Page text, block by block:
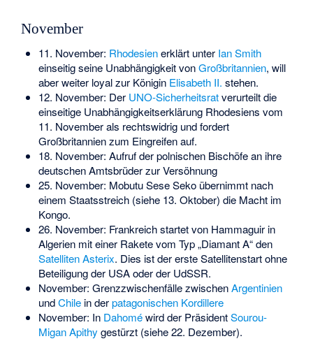
November
11. November: Rhodesienerklärt unter Ian Smith
einseitig seine Unabhängigkeit vonGroßbritannien, will
aber weiter loyal zur Königin Elisabeth II. stehen.
12. November: Der UNO-Sicherheitsratverurteilt die
einseitige Unabhängigkeitserklärung Rhodesiens vom
11. November als rechtswidrig und fordert
Großbritannien zum Eingreifen auf.
18. November: Aufruf der polnischen Bischöfe an ihre
deutschen Amtsbrüder zur Versöhnung
25. November: Mobutu Sese Seko übernimmt nach
einem Staatsstreich (siehe 13. Oktober) die Macht im
Kongo.
26. November: Frankreich startet von Hammaguir in
Algerien mit einer Rakete vom Typ „Diamant A“ den
Satelliten Asterix. Dies ist der erste Satellitenstart ohne
Beteiligung der USA oder der UdSSR.
November: Grenzzwischenfälle zwischenArgentinien
undChilein derpatagonischen Kordillere
November: In Dahoméwird der PräsidentSourou-
Migan Apithy gestürzt (siehe 22. Dezember).